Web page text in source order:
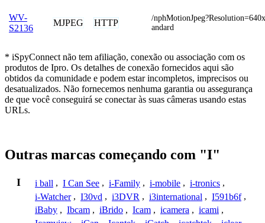
WV-
S2136
MJPEG HTTP
/
andard
* iSpyConnect não tem afiliação, conexão ou associação com os
produtos de Ipro. Os detalhes de conexão fornecidos aqui são
obtidos da comunidade e podem estar incompletos, imprecisos ou
desatualizados. Não fornecemos nenhuma garantia ou assegurança
de que você conseguirá se conectar às suas câmeras usando estas
URLs.
Outras marcas começando com "I"
I i ball , I Can See , i-Family , i-mobile , i-tronics ,
i-Watcher , I30vd , i3DVR , i3international , I591b6f ,
iBaby , Ibcam , iBrido , Icam , icamera , icami ,